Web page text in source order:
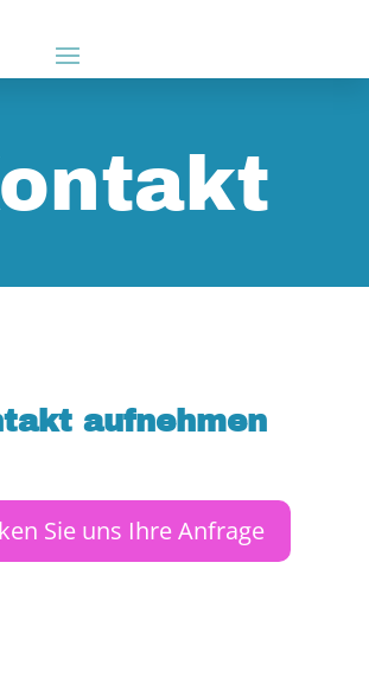
aufnehmen
Sie uns Ihre Anfrage